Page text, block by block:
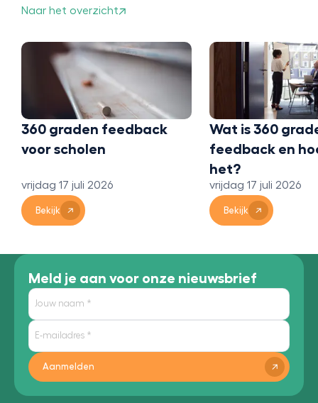
Naar het overzicht
360 graden feedback
voor scholen
vrijdag 17 juli 2026
Bekijk
Wat is 360
feedback en
het?
vrijdag 17 juli 2026
Bekijk
Meld je aan voor onze nieuwsbrief
Aanmelden